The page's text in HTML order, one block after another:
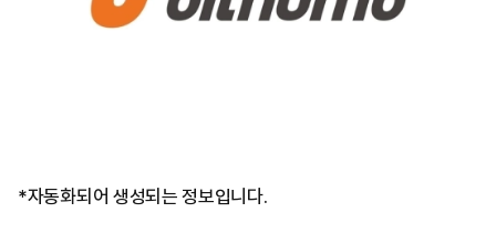
*자동화되어 생성되는 정보입니다.